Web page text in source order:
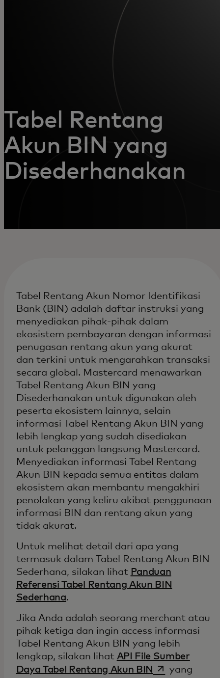
Untuk inovator
Berita dan tren
Tabel Rentang
Akun BIN yang
Disederhanakan
Tabel Rentang Akun Nomor Identifikasi
Bank (BIN) adalah daftar instruksi yang
menyediakan pihak-pihak dalam
ekosistem pembayaran dengan informasi
penugasan rentang akun yang akurat
dan terkini untuk mengarahkan transaksi
secara global. Mastercard menawarkan
Tabel Rentang Akun BIN yang
Disederhanakan untuk digunakan oleh
peserta ekosistem lainnya, selain
informasi Tabel Rentang Akun BIN yang
lebih lengkap yang sudah disediakan
untuk pelanggan langsung Mastercard.
Menyediakan informasi Tabel Rentang
Akun BIN kepada semua entitas dalam
ekosistem akan membantu mengakhiri
penolakan yang keliru akibat penggunaan
informasi BIN dan rentang akun yang
tidak akurat.
Untuk melihat detail dari apa yang
termasuk dalam Tabel Rentang Akun BIN
Sederhana, silakan lihat Panduan
Referensi Tabel Rentang Akun BIN
Sederhana.
Jika Anda adalah seorang merchant atau
pihak ketiga dan ingin access informasi
Tabel Rentang Akun BIN yang lebih
lengkap, silakan lihat API File Sumber
Daya Tabel Rentang Akun BIN
opens in a
yang